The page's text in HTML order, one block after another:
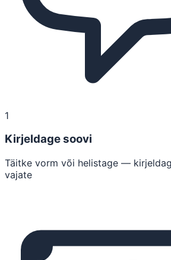
1
Kirjeldage soovi
Täitke vorm või helistage —
vajate